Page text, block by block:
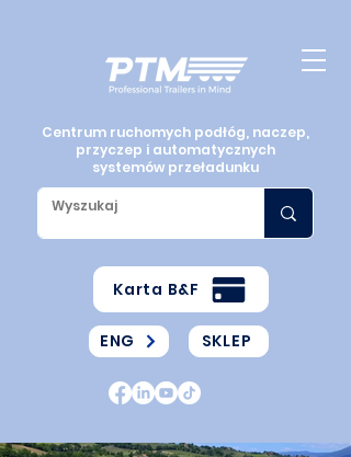
Centrum ruchomych podłóg, naczep,
przyczep i automatycznych
systemów przeładunku
Karta B&F
ENG SKLEP